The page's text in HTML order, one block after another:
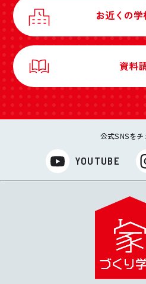
お近くの
資料
公式SNSをチ
YOUTUBE